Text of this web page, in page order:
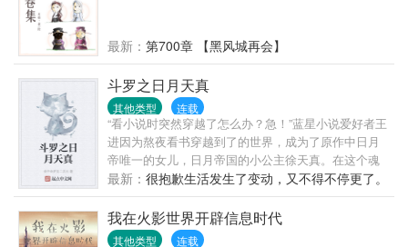
坏人我替你收拾。” 条件太过诱人，于是阮星辰欢欢喜
喜的把自己嫁了。 然而婚后—— “眼睛只能看我，心
里只能想我，远离除了我以外的所有男性。” “霸道！
大叔你简直不是人。” “嗯，你昨晚说我是禽 “……”
最新： 第700章 【黑风城再会】
斗罗之日月天真
其他类型 连载
“看小说时突然穿越了怎么办？急！”蓝星小说爱好者王
进因为熬夜看书穿越到了的世界，成为了原作中日月
帝唯一的女儿，日月帝国的小公主徐天真。在这个魂
力与魂导器互相交融，魂兽与人类矛盾激化，国家间
弥漫着战争阴云的时代，面对着包括原作主角...
最新： 很抱歉生活发生了变动，又不得不停更了。
我在火影世界开辟信息时代
其他类型 连载